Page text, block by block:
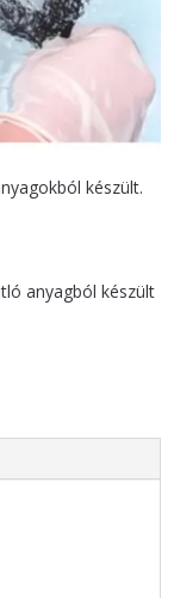
készült.
anyagból készült